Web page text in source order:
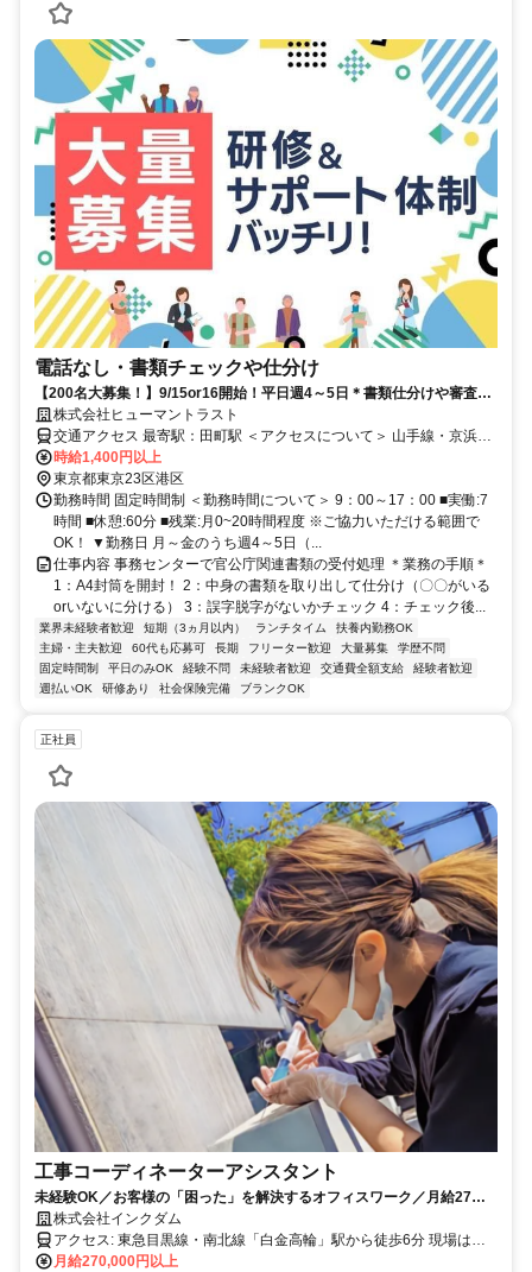
電話なし・書類チェックや仕分け
【200名大募集！】9/15or16開始！平日週4～5日＊書類仕分けや審査
（K3G-0599）
株式会社ヒューマントラスト
交通アクセス 最寄駅：田町駅 ＜アクセスについて＞ 山手線・京浜東
北線「田町駅」徒歩10分 都営三田線「三田駅」徒歩14分
時給1,400円以上
東京都東京23区港区
勤務時間 固定時間制 ＜勤務時間について＞ 9：00～17：00 ■実働:7
時間 ■休憩:60分 ■残業:月0~20時間程度 ※ご協力いただける範囲で
OK！ ▼勤務日 月～金のうち週4～5日（...
仕事内容 事務センターで官公庁関連書類の受付処理 ＊業務の手順＊
1：A4封筒を開封！ 2：中身の書類を取り出して仕分け（〇〇がいる
orいないに分ける） 3：誤字脱字がないかチェック 4：チェック後...
業界未経験者歓迎 短期（3ヵ月以内） ランチタイム
扶養内勤務OK
主婦・主夫歓迎
60代も応募可 長期 フリーター歓迎 大量募集
学歴不問
固定時間制
平日のみOK 経験不問 未経験者歓迎 交通費全額支給
経験者歓迎
週払いOK
研修あり 社会保険完備 ブランクOK
正社員
工事コーディネーターアシスタント
未経験OK／お客様の「困った」を解決するオフィスワーク／月給27万
円～賞与／正社員
株式会社インクダム
アクセス: 東急目黒線・南北線「白金高輪」駅から徒歩6分 現場は、
首都圏中心。特に都心が多いです。
月給270,000円以上